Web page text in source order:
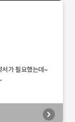
서가 필요했는데~